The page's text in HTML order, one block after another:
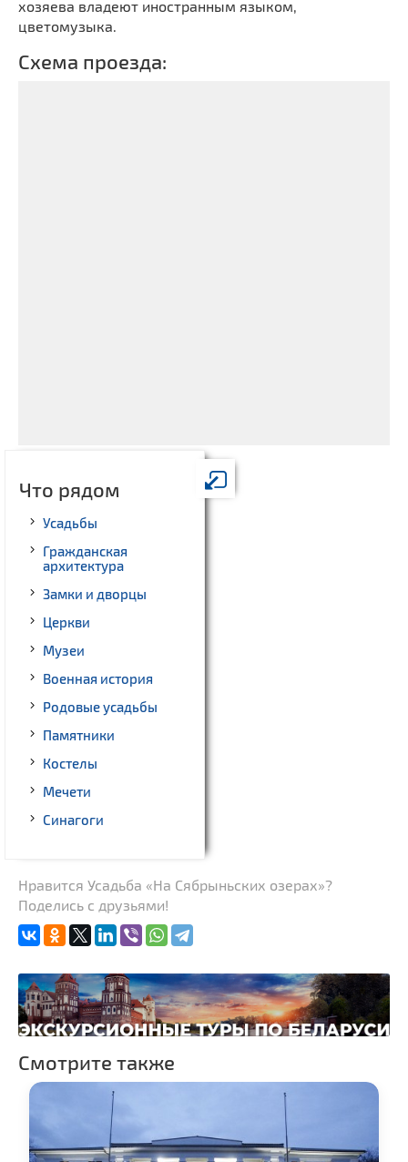
хозяева владеют иностранным языком,
цветомузыка.
Схема проезда:
Что рядом
Усадьбы
Гражданская
архитектура
Замки и дворцы
Церкви
Музеи
Военная история
Родовые усадьбы
Памятники
Костелы
Мечети
Синагоги
Нравится Усадьба «На Сябрыньских озерах»?
Поделись с друзьями!
Смотрите также